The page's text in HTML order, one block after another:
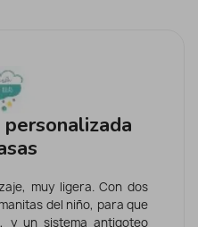
muy ligera. Con dos
del niño, para que
y un sistema antigoteo